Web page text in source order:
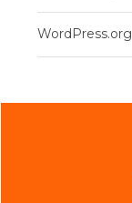
WordPress.org